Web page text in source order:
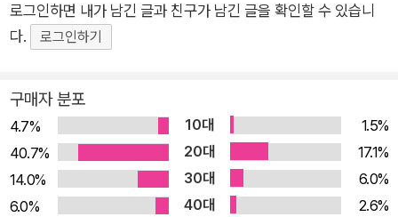
로그인하면 내가 남긴 글과 친구가 남긴 글을 확인할 수 있습니
다.
로그인하기
구매자 분포
4.7% 10대
1.5%
40.7%
20대
17.1%
14.0%
30대
6.0%
6.0%
40대
2.6%